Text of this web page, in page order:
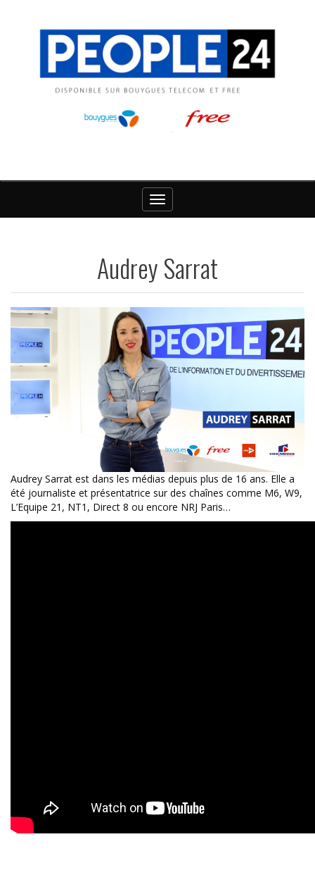
Toggle
navigation
Audrey Sarrat
Audrey Sarrat est dans les médias depuis plus de 16 ans. Elle a
été journaliste et présentatrice sur des chaînes comme M6, W9,
L’Equipe 21, NT1, Direct 8 ou encore NRJ Paris…